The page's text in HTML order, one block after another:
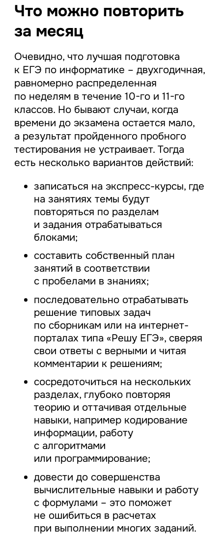
Что можно повторить
за месяц
Очевидно, что лучшая подготовка
к ЕГЭ по информатике – двухгодичная,
равномерно распределенная
по неделям в течение 10-го и 11-го
классов. Но бывают случаи, когда
времени до экзамена остается мало,
а результат пройденного пробного
тестирования не устраивает. Тогда
есть несколько вариантов действий:
записаться на экспресс-курсы, где
на занятиях темы будут
повторяться по разделам
и задания отрабатываться
блоками;
составить собственный план
занятий в соответствии
с пробелами в знаниях;
последовательно отрабатывать
решение типовых задач
по сборникам или на интернет-
порталах типа «Решу ЕГЭ», сверяя
свои ответы с верными и читая
комментарии к решениям;
сосредоточиться на нескольких
разделах, глубоко повторяя
теорию и оттачивая отдельные
навыки, например кодирование
информации, работу
с алгоритмами
или программирование;
довести до совершенства
вычислительные навыки и работу
с формулами – это поможет
не ошибиться в расчетах
при выполнении многих заданий.